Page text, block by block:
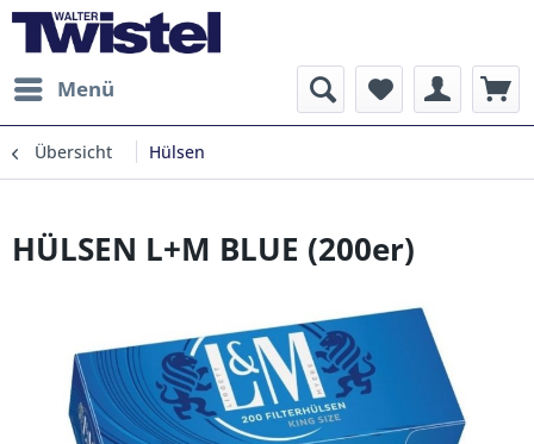
Menü
Übersicht Hülsen
HÜLSEN L+M BLUE (200er)